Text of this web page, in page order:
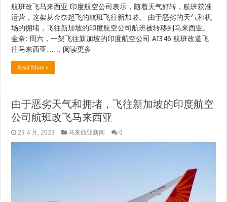
航班改飞马来西亚 印度航空公司表示，随着天气好转，航班获准
运营，这架从金奈起飞的航班飞往新加坡。 由于恶劣的天气和机
场的拥堵，飞往新加坡的印度航空公司航班被转移到马来西亚。
金奈: 周六，一架飞往新加坡的印度航空公司 AI346 航班改道飞
往马来西亚…… 阅读更多
Read More »
由于恶劣天气和拥堵，飞往新加坡的印度航空
公司航班改飞马来西亚
29 4 月, 2023 马来西亚新闻 0